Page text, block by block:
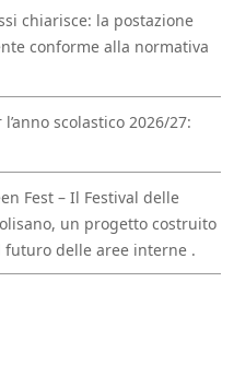
chiarisce: la postazione
conforme alla normativa
scolastico 2026/27:
Fest – Il Festival delle
un progetto costruito
delle aree interne .